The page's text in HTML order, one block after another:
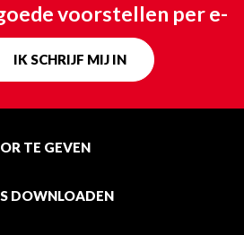
voorstellen per e-
IK SCHRIJF MIJ IN
TE GEVEN
DOWNLOADEN